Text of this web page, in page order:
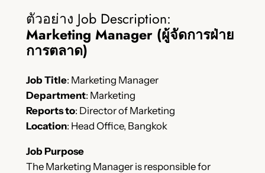
ตัวอย่าง Job Description:
Marketing Manager (ผู้จัดการฝ่าย
การตลาด)
Job Title: Marketing Manager
Department: Marketing
Reports to: Director of Marketing
Location: Head Office, Bangkok
Job Purpose
The Marketing Manager is responsible for